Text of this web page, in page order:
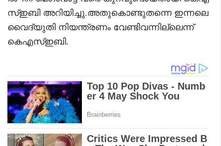
സ്ഇബി അറിയിച്ചു.അതുകൊണ്ടുതന്നെ ഇന്നലെ
വൈദ്യുതി നിയന്ത്രണം വേണ്ടിവന്നില്ലെന്ന്
കെഎസ്ഇബി.